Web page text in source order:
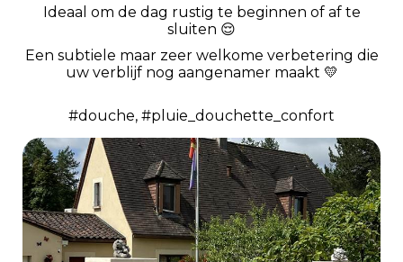
Ideaal om de dag rustig te beginnen of af te
sluiten 😌
Een subtiele maar zeer welkome verbetering die
uw verblijf nog aangenamer maakt 💛
#douche, #pluie_douchette_confort